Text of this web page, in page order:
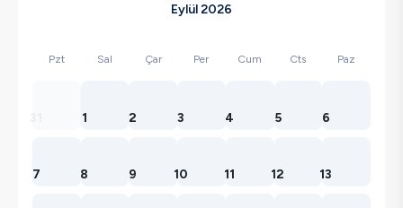
Eylül 2026
Pzt Sal Çar Per Cum Cts Paz
1 2 3 4 5 6
7 8 9 10 11 12 13